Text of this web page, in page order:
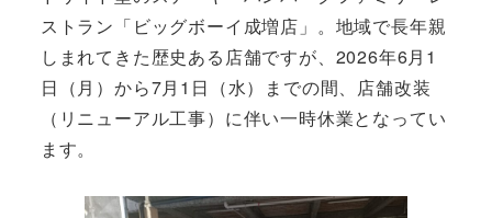
ストラン「ビッグボーイ成増店」。地域で長年親
しまれてきた歴史ある店舗ですが、2026年6月1
日（月）から7月1日（水）までの間、店舗改装
（リニューアル工事）に伴い一時休業となってい
ます。